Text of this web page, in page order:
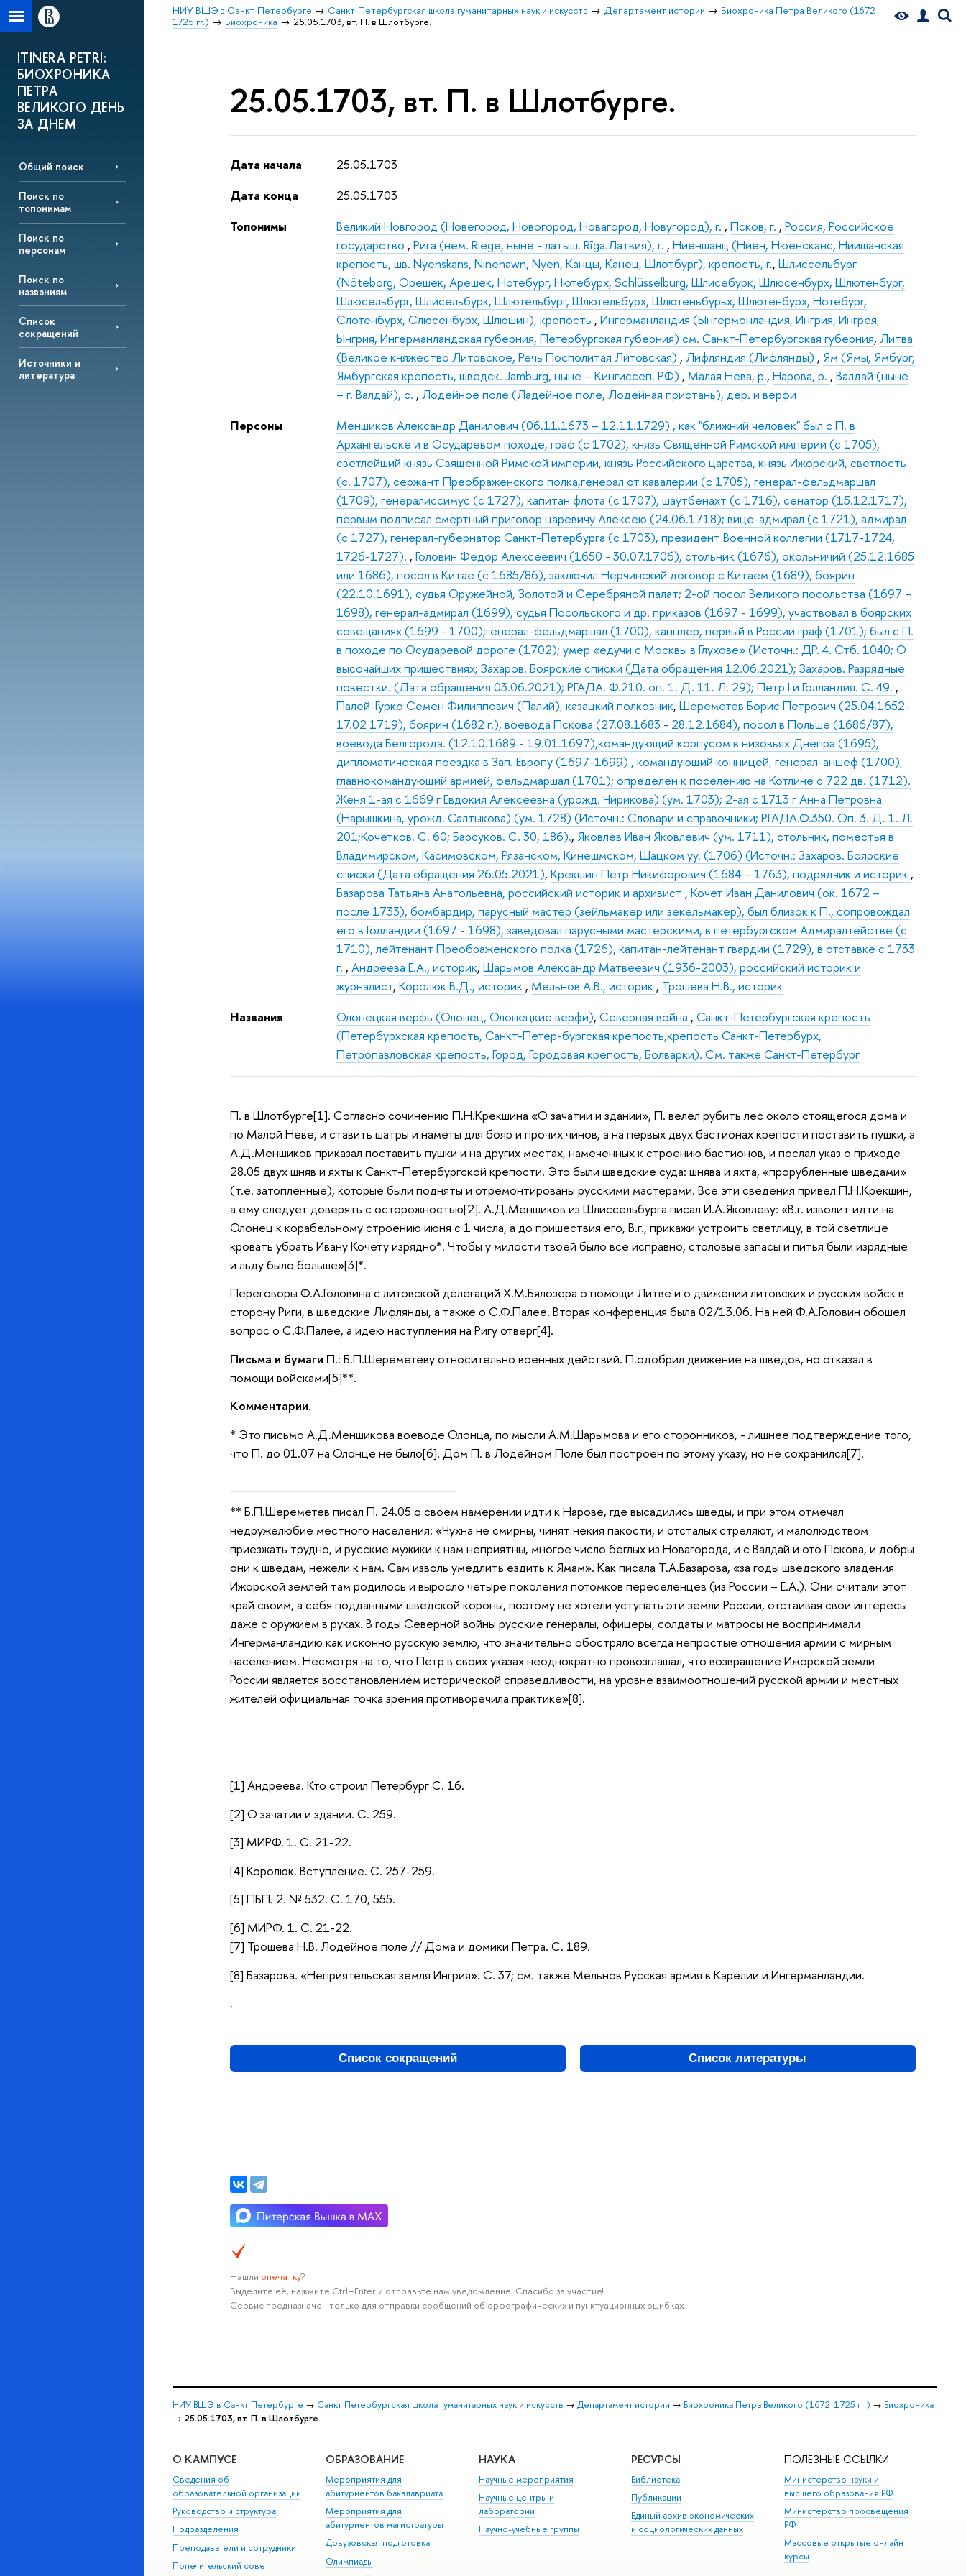
НИУ ВШЭ в Санкт-Петербурге Санкт-Петербургская школа гуманитарных наук и искусств Департамент истории
Биохроника Петра Великого (1672-
1725 гг.)
Биохроника 25.05.1703, вт. П. в Шлотбурге.
ITINERA PETRI:
БИОХРОНИКА
ПЕТРА
ВЕЛИКОГО ДЕНЬ
ЗА ДНЕМ
Общий поиск
Поиск по
топонимам
Поиск по
персонам
Поиск по
названиям
Список
сокращений
Источники и
литература
25.05.1703, вт. П. в Шлотбурге.
Дата начала
25.05.1703
Дата конца
25.05.1703
Топонимы
Великий Новгород (Новегород, Новогород, Новагород, Новугород), г. ,Псков, г. ,Россия, Российское
государство ,Рига (нем. Riege, ныне - латыш. Rīga.Латвия), г. ,Ниеншанц (Ниен, Нюенсканс, Ниишанская
крепость, шв. Nyenskans, Ninehawn, Nyen, Канцы, Канец, Шлотбург), крепость, г.,Шлиссельбург
(Nöteborg, Орешек, Арешек, Нотебург, Нютебурх, Schlüsselburg, Шлисебурк, Шлюсенбурх, Шлютенбург,
Шлюсельбург, Шлисельбурк, Шлютельбург, Шлютельбурх, Шлютеньбурьх, Шлютенбурх, Нотебург,
Слотенбурх, Слюсенбурх, Шлюшин), крепость ,Ингерманландия (Ынгермонландия, Ингрия, Ингрея,
Ынгрия, Ингерманландская губерния, Петербургская губерния) см. Санкт-Петербургская губерния,Литва
(Великое княжество Литовское, Речь Посполитая Литовская) ,Лифляндия (Лифлянды) , Ям (Ямы, Ямбург,
Ямбургская крепость, шведск. Jamburg, ныне – Кингиссеп. РФ) , Малая Нева, р.,Нарова, р. ,Валдай (ныне
– г. Валдай), с. ,Лодейное поле (Ладейное поле, Лодейная пристань), дер. и верфи
Персоны
Меншиков Александр Данилович (06.11.1673 – 12.11.1729) , как "ближний человек" был с П. в
Архангельске и в Осударевом походе, граф (с 1702), князь Священной Римской империи (с 1705),
светлейший князь Священной Римской империи, князь Российского царства, князь Ижорский, светлость
(с. 1707), сержант Преображенского полка,генерал от кавалерии (с 1705), генерал-фельдмаршал
(1709), генералиссимус (с 1727), капитан флота (с 1707), шаутбенахт (с 1716), сенатор (15.12.1717),
первым подписал смертный приговор царевичу Алексею (24.06.1718); вице-адмирал (с 1721), адмирал
(с 1727), генерал-губернатор Санкт-Петербурга (с 1703), президент Военной коллегии (1717-1724,
1726-1727). ,Головин Федор Алексеевич (1650 - 30.07.1706), стольник (1676), окольничий (25.12.1685
или 1686), посол в Китае (с 1685/86), заключил Нерчинский договор с Китаем (1689), боярин
(22.10.1691), судья Оружейной, Золотой и Серебряной палат; 2-ой посол Великого посольства (1697 –
1698), генерал-адмирал (1699), судья Посольского и др. приказов (1697 - 1699), участвовал в боярских
совещаниях (1699 - 1700);генерал-фельдмаршал (1700), канцлер, первый в России граф (1701); был с П.
в походе по Осударевой дороге (1702); умер «едучи с Москвы в Глухове» (Источн.: ДР. 4. Стб. 1040; О
высочайших пришествиях; Захаров. Боярские списки (Дата обращения 12.06.2021); Захаров. Разрядные
повестки. (Дата обращения 03.06.2021); РГАДА. Ф.210. оп. 1. Д. 11. Л. 29); Петр I и Голландия. С. 49. ,
Палей-Гурко Семен Филиппович (Палий), казацкий полковник,Шереметев Борис Петрович (25.04.1652-
17.02 1719), боярин (1682 г.), воевода Пскова (27.08.1683 - 28.12.1684), посол в Польше (1686/87),
воевода Белгорода. (12.10.1689 - 19.01.1697),командующий корпусом в низовьях Днепра (1695),
дипломатическая поездка в Зап. Европу (1697-1699) , командующий конницей, генерал-аншеф (1700),
главнокомандующий армией, фельдмаршал (1701); определен к поселению на Котлине с 722 дв. (1712).
Женя 1-ая с 1669 г Евдокия Алексеевна (урожд. Чирикова) (ум. 1703); 2-ая с 1713 г Анна Петровна
(Нарышкина, урожд. Салтыкова) (ум. 1728) (Источн.: Словари и справочники; РГАДА.Ф.350. Оп. 3. Д. 1. Л.
201;Кочетков. С. 60; Барсуков. С. 30, 186)., Яковлев Иван Яковлевич (ум. 1711), стольник, поместья в
Владимирском, Касимовском, Рязанском, Кинешмском, Шацком уу. (1706) (Источн.: Захаров. Боярские
списки (Дата обращения 26.05.2021),Крекшин Петр Никифорович (1684 – 1763), подрядчик и историк ,
Базарова Татьяна Анатольевна, российский историк и архивист ,Кочет Иван Данилович (ок. 1672 –
после 1733), бомбардир, парусный мастер (зейльмакер или зекельмакер), был близок к П., сопровождал
его в Голландии (1697 - 1698), заведовал парусными мастерскими, в петербургском Адмиралтействе (с
1710), лейтенант Преображенского полка (1726), капитан-лейтенант гвардии (1729), в отставке с 1733
г. ,Андреева Е.А., историк,Шарымов Александр Матвеевич (1936-2003), российский историк и
журналист,Королюк В.Д., историк , Мельнов А.В., историк , Трошева Н.В., историк
Названия
Олонецкая верфь (Олонец, Олонецкие верфи),Северная война ,Санкт-Петербургская крепость
(Петербурхская крепость, Санкт-Петер-бургская крепость,крепость Санкт-Петербурх,
Петропавловская крепость, Город, Городовая крепость, Болварки). См. также Санкт-Петербург
П. в Шлотбурге[1]. Согласно сочинению П.Н.Крекшина «О зачатии и здании», П. велел рубить лес около стоящегося дома и
по Малой Неве, и ставить шатры и наметы для бояр и прочих чинов, а на первых двух бастионах крепости поставить пушки, а
А.Д.Меншиков приказал поставить пушки и на других местах, намеченных к строению бастионов, и послал указ о приходе
28.05 двух шняв и яхты к Санкт-Петербургской крепости. Это были шведские суда: шнява и яхта, «прорубленные шведами»
(т.е. затопленные), которые были подняты и отремонтированы русскими мастерами. Все эти сведения привел П.Н.Крекшин,
а ему следует доверять с осторожностью[2]. А.Д.Меншиков из Шлиссельбурга писал И.А.Яковлеву: «В.г. изволит идти на
Олонец к корабельному строению июня с 1 числа, а до пришествия его, В.г., прикажи устроить светлицу, в той светлице
кровать убрать Ивану Кочету изрядно*. Чтобы у милости твоей было все исправно, столовые запасы и питья были изрядные
и льду было больше»[3]*.
Переговоры Ф.А.Головина с литовской делегаций Х.М.Бялозера о помощи Литве и о движении литовских и русских войск в
сторону Риги, в шведские Лифлянды, а также о С.Ф.Палее. Вторая конференция была 02/13.06. На ней Ф.А.Головин обошел
вопрос о С.Ф.Палее, а идею наступления на Ригу отверг[4].
Письма и бумаги П.: Б.П.Шереметеву относительно военных действий. П.одобрил движение на шведов, но отказал в
помощи войсками[5]**.
Комментарии.
* Это письмо А.Д.Меншикова воеводе Олонца, по мысли А.М.Шарымова и его сторонников, - лишнее подтверждение того,
что П. до 01.07 на Олонце не было[6]. Дом П. в Лодейном Поле был построен по этому указу, но не сохранился[7].
** Б.П.Шереметев писал П. 24.05 о своем намерении идти к Нарове, где высадились шведы, и при этом отмечал
недружелюбие местного населения: «Чухна не смирны, чинят некия пакости, и отсталых стреляют, и малолюдством
приезжать трудно, и русские мужики к нам неприятны, многое число беглых из Новагорода, и с Валдай и ото Пскова, и добры
они к шведам, нежели к нам. Сам изволь умедлить ездить к Ямам». Как писала Т.А.Базарова, «за годы шведского владения
Ижорской землей там родилось и выросло четыре поколения потомков переселенцев (из России – Е.А.). Они считали этот
край своим, а себя подданными шведской короны, поэтому не хотели уступать эти земли России, отстаивая свои интересы
даже с оружием в руках. В годы Северной войны русские генералы, офицеры, солдаты и матросы не воспринимали
Ингерманландию как исконно русскую землю, что значительно обостряло всегда непростые отношения армии с мирным
населением. Несмотря на то, что Петр в своих указах неоднократно провозглашал, что возвращение Ижорской земли
России является восстановлением исторической справедливости, на уровне взаимоотношений русской армии и местных
жителей официальная точка зрения противоречила практике»[8].
[1] Андреева. Кто строил Петербург С. 16.
[2] О зачатии и здании. С. 259.
[3] МИРФ. 1. С. 21-22.
[4] Королюк. Вступление. С. 257-259.
[5] ПБП. 2. № 532. С. 170, 555.
[6] МИРФ. 1. С. 21-22.
[7] Трошева Н.В. Лодейное поле // Дома и домики Петра. С. 189.
[8] Базарова. «Неприятельская земля Ингрия». С. 37; см. также Мельнов Русская армия в Карелии и Ингерманландии.
.
Список сокращений Список литературы
Нашли опечатку?
Выделите её, нажмите Ctrl+Enter и отправьте нам уведомление. Спасибо за участие!
Сервис предназначен только для отправки сообщений об орфографических и пунктуационных ошибках.
НИУ ВШЭ в Санкт-Петербурге → Санкт-Петербургская школа гуманитарных наук и искусств → Департамент истории → Биохроника Петра Великого (1672-1725 гг.) → Биохроника
→ 25.05.1703, вт. П. в Шлотбурге.
О КАМПУСЕ
Сведения об
образовательной организации
Руководство и структура
Подразделения
Преподаватели и сотрудники
Попечительский совет
ОБРАЗОВАНИЕ
Мероприятия для
абитуриентов бакалавриата
Мероприятия для
абитуриентов магистратуры
Довузовская подготовка
Олимпиады
НАУКА
Научные мероприятия
Научные центры и
лаборатории
Научно-учебные группы
РЕСУРСЫ
Библиотека
Публикации
Единый архив экономических
и социологических данных
ПОЛЕЗНЫЕ ССЫЛКИ
Министерство науки и
высшего образования РФ
Министерство просвещения
РФ
Массовые открытые онлайн-
курсы